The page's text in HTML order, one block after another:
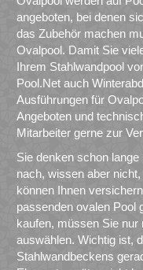
angeboten, bei denen
das Zubehör machen
Ovalpool. Damit Sie
Ihrem Stahlwandpool
Pool.Net auch
Ausführungen für
Angeboten und
Mitarbeiter gerne zur
Sie denken schon
nach, wissen aber
können Ihnen
passenden ovalen Pool
kaufen, müssen Sie nur
auswählen. Wichtig ist,
Stahlwandbeckens